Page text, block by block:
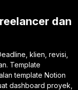
dan
klien, revisi,
Template
template Notion
dashboard proyek,